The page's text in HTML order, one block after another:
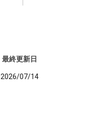
最終更新日
2026/07/14